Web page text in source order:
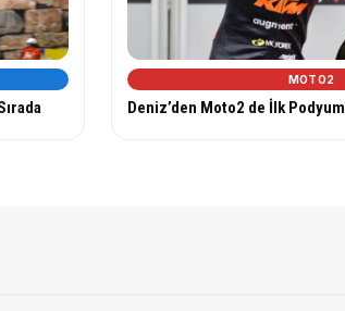
MOTO2
Deniz’den Moto2 de İlk Podyum